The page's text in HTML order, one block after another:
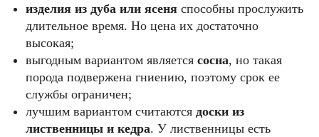
изделия из дуба или ясеня способны прослужить
длительное время. Но цена их достаточно
высокая;
выгодным вариантом является сосна, но такая
порода подвержена гниению, поэтому срок ее
службы ограничен;
лучшим вариантом считаются доски из
лиственницы и кедра. У лиственницы есть